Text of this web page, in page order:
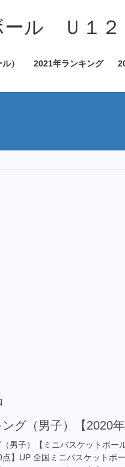
ル Ｕ１２
） 2021年ランキング
グ（男子）【2020
男子）【ミニバスケットボー
点】UP 全国ミニバスケット